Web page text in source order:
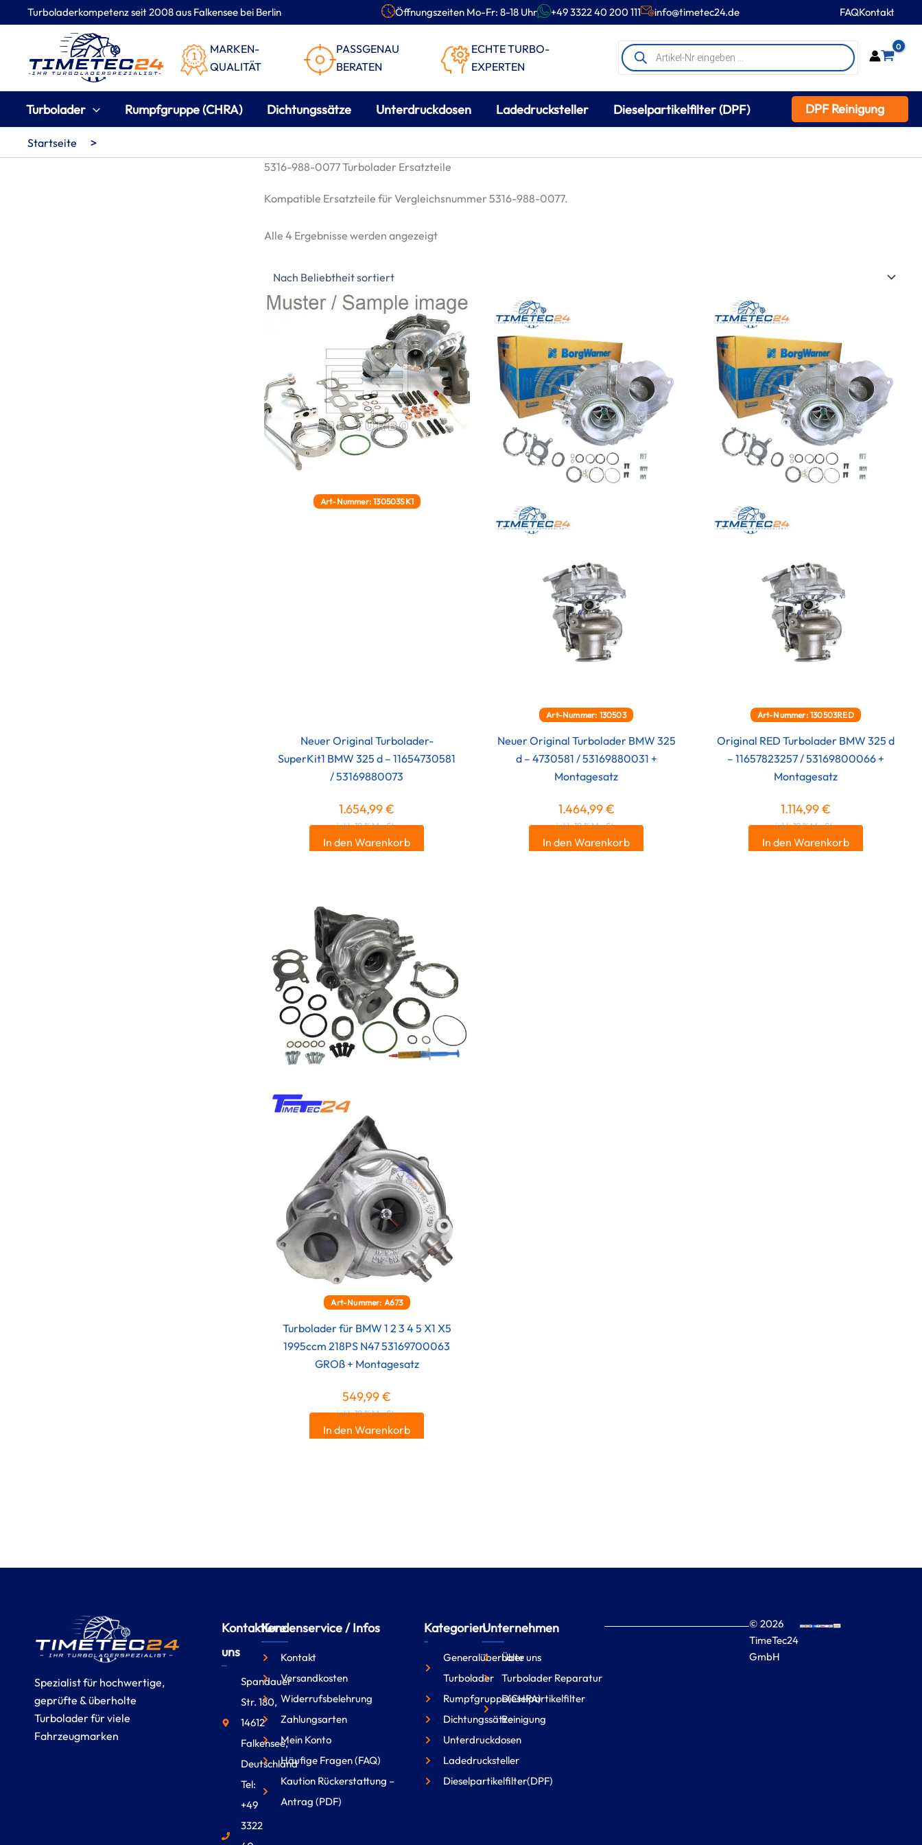
Turboladerkompetenz seit 2008 aus Falkensee bei Berlin Öffnungszeiten Mo-Fr: 8-18 Uhr +49 3322 40 200 111 info@timetec24.de FAQKontakt
MARKEN-
QUALITÄT
PASSGENAU
BERATEN
ECHTE TURBO-
EXPERTEN
Products
search
0
Turbolader Rumpfgruppe (CHRA) Dichtungssätze Unterdruckdosen Ladedrucksteller Dieselpartikelfilter (DPF) DPF Reinigung
Inhalt
Startseite >
5316-988-0077 Turbolader Ersatzteile
Kompatible Ersatzteile für Vergleichsnummer 5316-988-0077.
Alle 4 Ergebnisse werden angezeigtNach
Art-Nummer: 130503SK1
Neuer Original Turbolader-
SuperKit1 BMW 325 d – 11654730581
/ 53169880073
1.654,99€
inkl. 19 % MwSt.
In den Warenkorb
Art-Nummer: 130503
Neuer Original Turbolader BMW 325
d – 4730581 / 53169880031 +
Montagesatz
1.464,99€
inkl. 19 % MwSt.
In den Warenkorb
Art-Nummer: 130503RED
Original RED Turbolader BMW 325 d
– 11657823257 / 53169800066 +
Montagesatz
1.114,99€
inkl. 19 % MwSt.
In den Warenkorb
Art-Nummer: A673
Turbolader für BMW 1 2 3 4 5 X1 X5
1995ccm 218PS N47 53169700063
GROß + Montagesatz
549,99€
inkl. 19 % MwSt.
In den Warenkorb
Spezialist für hochwertige,
geprüfte & überholte
Turbolader für viele
Fahrzeugmarken
Kontaktiere
uns
Spandauer
Str. 180,
14612
Falkensee,
Deutschland
Tel:
+49
3322
Kundenservice / Infos
Kontakt
Versandkosten
Widerrufsbelehrung
Zahlungsarten
Mein Konto
Häufige Fragen (FAQ)
Kaution Rückerstattung –
Antrag (PDF)
Kategorien
Generalüberholte
Turbolader
Rumpfgruppe(CHRA)
Dichtungssätze
Unterdruckdosen
Ladedrucksteller
Dieselpartikelfilter(DPF)
Unternehmen
Über uns
Turbolader Reparatur
Dieselpartikelfilter
Reinigung
© 2026
TimeTec24
GmbH